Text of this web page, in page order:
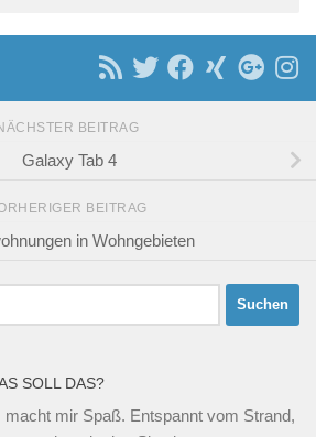
BEITRAG
Galaxy Tab 4
BEITRAG
in Wohngebieten
SOLL DAS?
macht mir Spaß. Entspannt vom Strand,